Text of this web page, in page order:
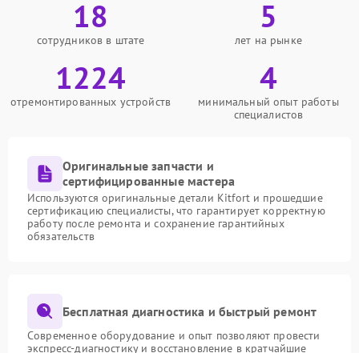
18
сотрудников в штате
5
лет на рынке
1224
отремонтированных устройств
4
минимальный опыт работы
специалистов
Оригинальные запчасти и
сертифицированные мастера
Используются оригинальные детали Kitfort и прошедшие
сертификацию специалисты, что гарантирует корректную
работу после ремонта и сохранение гарантийных
обязательств
Бесплатная диагностика и быстрый ремонт
Современное оборудование и опыт позволяют провести
экспресс-диагностику и восстановление в кратчайшие